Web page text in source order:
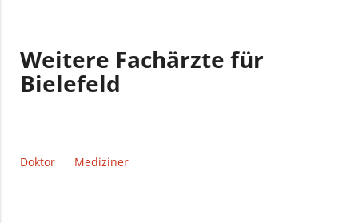
Weitere Fachärzte für
Bielefeld
Doktor Mediziner